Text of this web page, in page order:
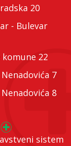
sistem
20
- Bulevar
komune 22
7
8